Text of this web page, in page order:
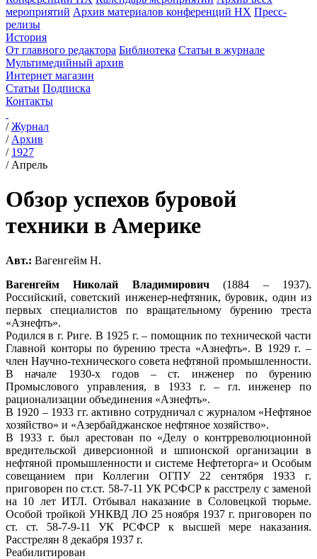
мероприятий Архив материалов конференций НХ Пресс-
релизы
История
От главного редактора Библиотека Статьи в журнале
Мультимедийный архив
Интернет магазин
Статьи Подписка
Контакты
/Журнал
/ Архив
/ 1927
/ Апрель
Обзор успехов буровой
техники в Америке
Авт.: Вагенгейм Н.
Вагенгейм Николай Владимирович(1884 – 1937).
Российский, советский инженер-нефтяник, буровик, один из
первых специалистов по вращательному бурению треста
«Азнефть».
Родился в г. Риге. В 1925 г. – помощник по технической части
Главной конторы по бурению треста «Азнефть». В 1929 г. –
член Научно-технического совета нефтяной промышленности.
В начале 1930-х годов – ст. инженер по бурению
Промыслового управления, в 1933 г. – гл. инженер по
рационализации объединения «Азнефть».
В 1920 – 1933 гг. активно сотрудничал с журналом «Нефтяное
хозяйство» и «Азербайджанское нефтяное хозяйство».
В 1933 г. был арестован по «Делу о контрреволюционной
вредительской диверсионной и шпионской организации в
нефтяной промышленности и системе Нефтеторга» и Особым
совещанием при Коллегии ОГПУ 22 сентября 1933 г.
приговорен по ст.ст. 58-7-11 УК РСФСР к расстрелу с заменой
на 10 лет ИТЛ. Отбывал наказание в Соловецкой тюрьме.
Особой тройкой УНКВД ЛО 25 ноября 1937 г. приговорен по
ст. ст. 58-7-9-11 УК РСФСР к высшей мере наказания.
Расстрелян 8 декабря 1937 г.
Реабилитирован